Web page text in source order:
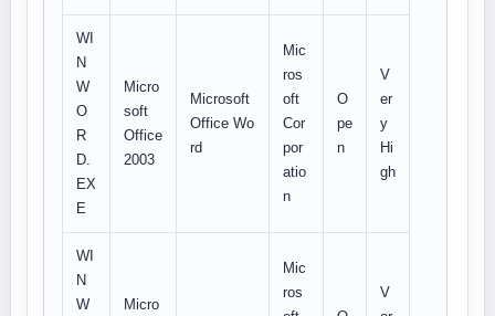
WI
N
W
O
R
D.
EX
E
Micro
soft
Office
2003
Microsoft
Office Wo
rd
Mic
ros
oft
Cor
por
atio
n
O
pe
n
V
er
y
Hi
gh
WI
N
W
Micro
Mic
ros
V